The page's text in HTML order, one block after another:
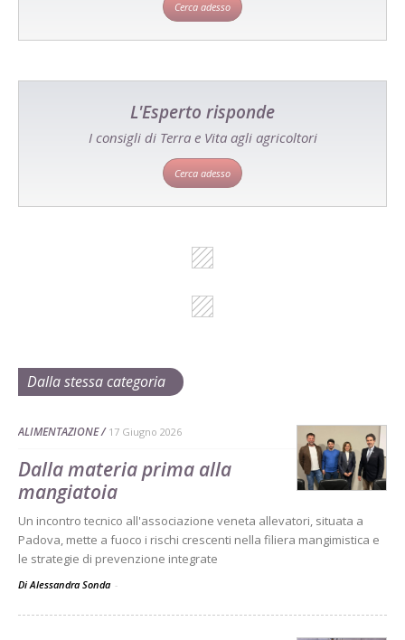
Cerca adesso
L'Esperto risponde
I consigli di Terra e Vita agli agricoltori
Cerca adesso
Dalla stessa categoria
ALIMENTAZIONE 17 Giugno 2026
Dalla materia prima alla
mangiatoia
Un incontro tecnico all'associazione veneta allevatori, situata a
Padova, mette a fuoco i rischi crescenti nella filiera mangimistica e
le strategie di prevenzione integrate
Di Alessandra Sonda -